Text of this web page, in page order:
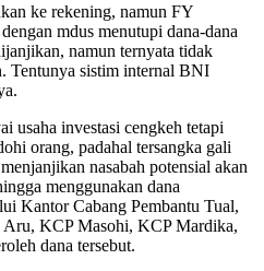
ke rekening, namun FY
mdus menutupi dana-dana
namun ternyata tidak
Tentunya sistim internal BNI
usaha investasi cengkeh tetapi
orang, padahal tersangka gali
nasabah potensial akan
menggunakan dana
Kantor Cabang Pembantu Tual,
KCP Masohi, KCP Mardika,
dana tersebut.